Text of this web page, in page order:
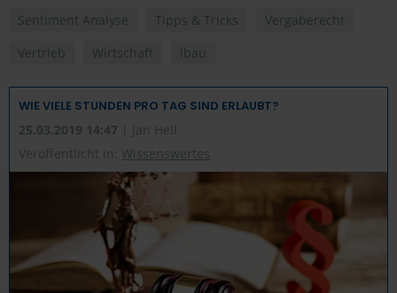
Sentiment Analyse
Tipps & Tricks
Vergaberecht
Vertrieb
Wirtschaft ibau
WIE VIELE STUNDEN PRO TAG SIND ERLAUBT?
25.03.2019 14:47
| Jan Hell
Veröffentlicht in: Wissenswertes